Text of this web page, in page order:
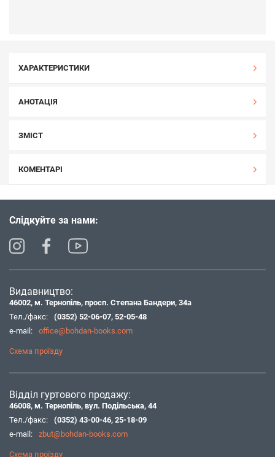
ХАРАКТЕРИСТИКИ
АНОТАЦІЯ
ЗМІСТ
КОМЕНТАРІ
Слідкуйте за нами:
Видавництво:
46002, м. Тернопіль, просп. Степана Бандери, 34а
Тел./факс:
(0352) 52-06-07, 52-05-48
e-mail:
office@bohdan-books.com
Схема проїзду
Відділ гуртового продажу:
46008, м. Тернопіль, вул. Подільська, 44
Тел./факс:
(0352) 43-00-46, 25-18-09
e-mail:
zbut@bohdan-books.com
Схема проїзду